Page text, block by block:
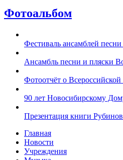
Фотоальбом
Фестиваль ансамблей
Ансамбль песни и пляски
Фотоотчёт о
90 лет Новосибирскому
Презентация книги
Главная
Новости
Учреждения